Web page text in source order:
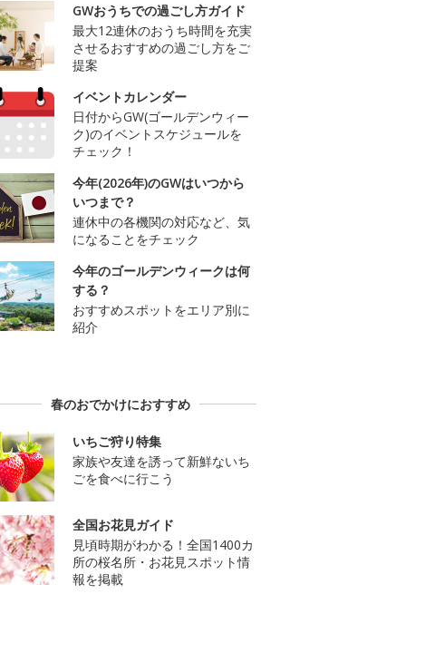
GWおうちでの過ごし方ガイド
最大12連休のおうち時間を充実
させるおすすめの過ごし方をご
提案
イベントカレンダー
日付からGW(ゴールデンウィー
ク)のイベントスケジュールを
チェック！
今年(2026年)のGWはいつから
いつまで？
連休中の各機関の対応など、気
になることをチェック
今年のゴールデンウィークは何
する？
おすすめスポットをエリア別に
紹介
春のおでかけにおすすめ
いちご狩り特集
家族や友達を誘って新鮮ないち
ごを食べに行こう
全国お花見ガイド
見頃時期がわかる！全国1400カ
所の桜名所・お花見スポット情
報を掲載